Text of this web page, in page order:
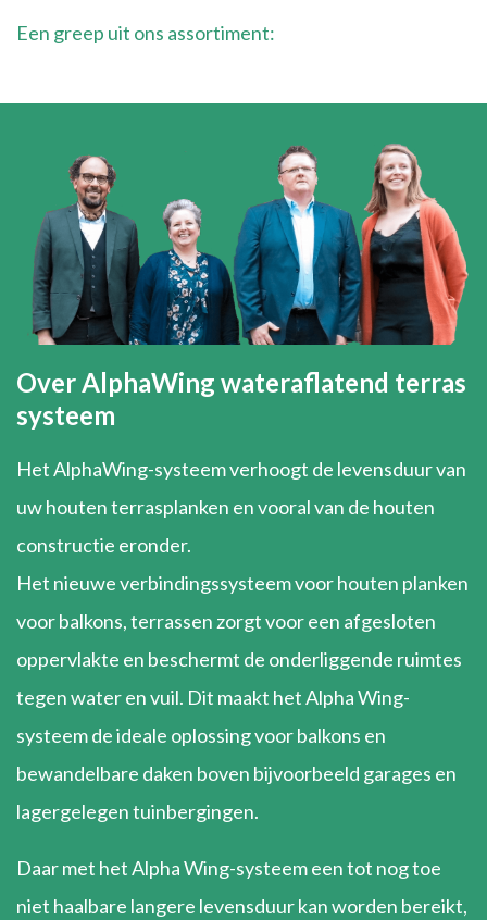
Een greep uit ons assortiment:
Over AlphaWing wateraflatend terras
systeem
Het AlphaWing-systeem verhoogt de levensduur van
uw houten terrasplanken en vooral van de houten
constructie eronder.
Het nieuwe verbindingssysteem voor houten planken
voor balkons, terrassen zorgt voor een afgesloten
oppervlakte en beschermt de onderliggende ruimtes
tegen water en vuil. Dit maakt het Alpha Wing-
systeem de ideale oplossing voor balkons en
bewandelbare daken boven bijvoorbeeld garages en
lagergelegen tuinbergingen.
Daar met het Alpha Wing-systeem een tot nog toe
niet haalbare langere levensduur kan worden bereikt,